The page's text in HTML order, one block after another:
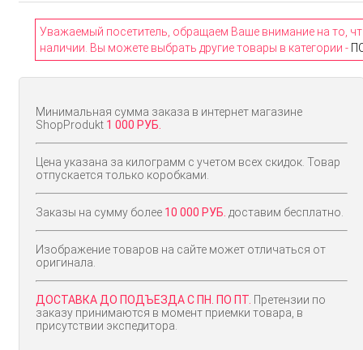
Уважаемый посетитель, обращаем Ваше внимание на то,
наличии. Вы можете выбрать другие товары в категории -
Минимальная сумма заказа в интернет магазине
ShopProdukt 1 000 РУБ.
Цена указана за килограмм с учетом всех скидок. Товар
отпускается только коробками.
Заказы на сумму более 10 000 РУБ. доставим бесплатно.
Изображение товаров на сайте может отличаться от
оригинала.
ДОСТАВКА ДО ПОДЪЕЗДА С ПН. ПО ПТ. Претензии по
заказу принимаются в момент приемки товара, в
присутствии экспедитора.